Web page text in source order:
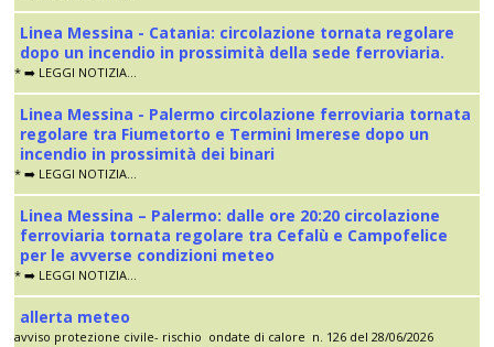
Linea Messina - Catania: circolazione tornata regolare
dopo un incendio in prossimità della sede ferroviaria.
* ➡️ LEGGI NOTIZIA...
Linea Messina - Palermo circolazione ferroviaria tornata
regolare tra Fiumetorto e Termini Imerese dopo un
incendio in prossimità dei binari
* ➡️ LEGGI NOTIZIA...
Linea Messina – Palermo: dalle ore 20:20 circolazione
ferroviaria tornata regolare tra Cefalù e Campofelice
per le avverse condizioni meteo
* ➡️ LEGGI NOTIZIA...
allerta meteo
avviso protezione civile- rischio ondate di calore n. 126 del 28/06/2026